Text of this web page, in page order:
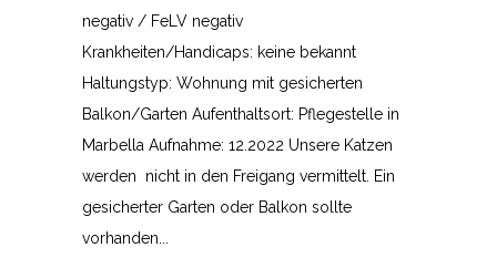
negativ / FeLV negativ
Krankheiten/Handicaps: keine bekannt
Haltungstyp: Wohnung mit gesicherten
Balkon/Garten Aufenthaltsort: Pflegestelle in
Marbella Aufnahme: 12.2022 Unsere Katzen
werden nicht in den Freigang vermittelt. Ein
gesicherter Garten oder Balkon sollte
vorhanden